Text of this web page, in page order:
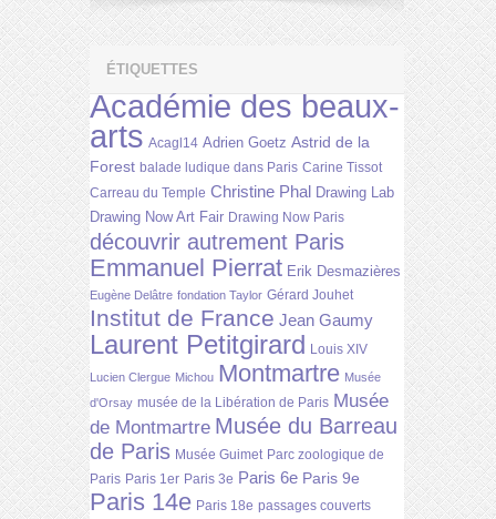
ÉTIQUETTES
Académie des beaux-
arts Acagl14 Adrien Goetz Astrid de la
Forest balade ludique dans Paris Carine Tissot
Carreau du Temple Christine Phal Drawing Lab
Drawing Now Art Fair Drawing Now Paris
découvrir autrement Paris
Emmanuel Pierrat Erik Desmazières
Eugène Delâtre fondation Taylor Gérard Jouhet
Institut de France Jean Gaumy
Laurent Petitgirard Louis XIV
Lucien Clergue Michou Montmartre Musée
d'Orsay musée de la Libération de Paris Musée
de Montmartre Musée du Barreau
de Paris Musée Guimet Parc zoologique de
Paris Paris 1er Paris 3e Paris 6e Paris 9e
Paris 14e Paris 18e passages couverts